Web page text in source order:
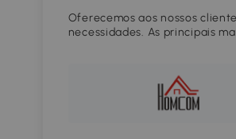
Oferecemos aos nossos
necessidades. As principais